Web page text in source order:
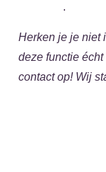
.
Herken je je niet
deze functie
contact op! Wij